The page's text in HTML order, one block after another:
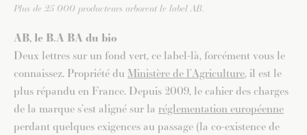
Plus de 25 000 producteurs arborent le label AB.
AB, le B.A BA du bio
Deux lettres sur un fond vert, ce label-là, forcément vous le
connaissez. Propriété du Ministère de l’Agriculture, il est le
plus répandu en France. Depuis 2009, le cahier des charges
de la marque s’est aligné sur la réglementation européenne
perdant quelques exigences au passage (la co-existence de